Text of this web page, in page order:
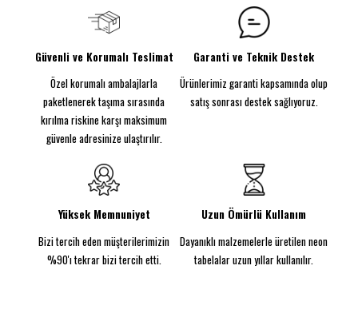
anında değiştirir. Dessert bar, kafe veya waffle
dükkanlarında sıcak ve samimi bir atmosfer
yaratarak müşterilerin ilgisini çeker.
Özellikler:
Malzeme:5MM kalınlığında şeffaf akrilik arka plaka,
sağlam ve şık bir görünüm sağlar.
Güç Kaynağı:DC 12V güç kaynağı ile güvenli ve
pratik kullanım sunar.
ortamda dikkat çekici bir etki yaratır.
Güç/Watt:12V ile çalışarak 60W güçle mükemmel
aydınlatma sağlar.
CE normlarına uygun fişe tak-çalıştır adaptörüyle
birlikte sunulan Waffle Var Yersen Neon Tabela,
duvara monte veya ayakta kullanım seçenekleriyle
Güvenli ve Korumalı Teslimat
Özel korumalı ambalajlarla
paketlenerek taşıma sırasında
kırılma riskine karşı maksimum
güvenle adresinize ulaştırılır.
Garanti ve Teknik Destek
Ürünlerimiz garanti kapsamında olup
satış sonrası destek sağlıyoruz.
Yüksek Memnuniyet
Bizi tercih eden müşterilerimizin
%90'ı tekrar bizi tercih etti.
Uzun Ömürlü Kullanım
Dayanıklı malzemelerle üretilen neon
tabelalar uzun yıllar kullanılır.